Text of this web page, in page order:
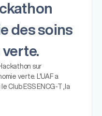
des soins
sur
verte. L'UAF a
Club ESS ENCG-T ,la